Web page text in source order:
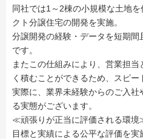
同社では1～2棟の小規模な土地
クト分譲住宅の開発を実施。
分譲開発の経験・データを短期
です。
またこの仕組みにより、営業担
く積むことができるため、スピー
実際に、業界未経験からのご入
る実態がございます。
≪頑張りが正当に評価される環
目標と実績による公平な評価を